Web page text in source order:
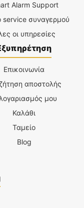
Alarm Support
service συναγερμού
οι υπηρεσίες
Επικοινωνία
αποστολής
μου
Καλάθι
Ταμείο
Blog